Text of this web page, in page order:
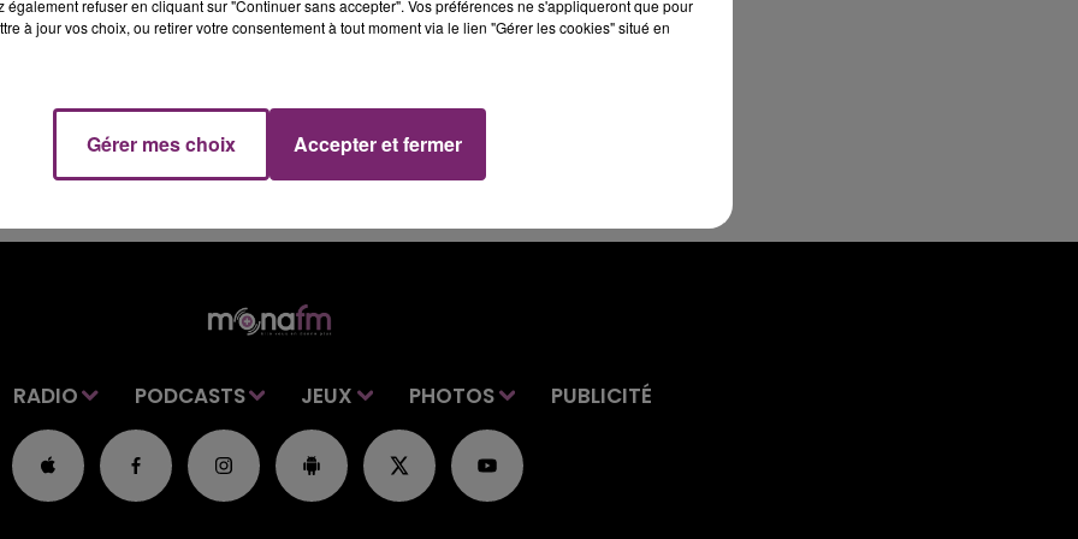
Une importante couverture nuageuse continuera
flocons par endroits.
RADIO PODCASTS JEUX PHOTOS PUBLICITÉ
également refuser en cliquant sur "Continuer sans accepter". Vos préférences ne s'appliqueront que pour
à jour vos choix, ou retirer votre consentement à tout moment via le lien "Gérer les cookies" situé en
Gérer mes choix Accepter et fermer